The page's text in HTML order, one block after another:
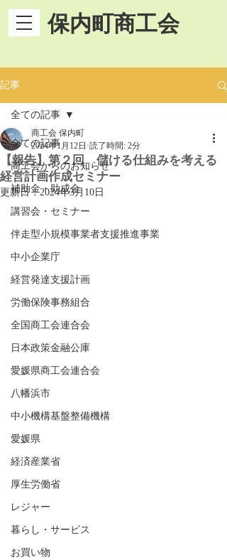
保内町商工会
記事
全ての記事
商工会からのお知らせ
補助金・助成金
講習会・セミナー
伴走型小規模事業者支援推進事業
中小企業庁
経営発達支援計画
労働保険事務組合
全国商工会連合会
日本政策金融公庫
愛媛県商工会連合会
八幡浜市
中小機構基盤整備機構
愛媛県
経済産業省
厚生労働省
レジャー
暮らし・サービス
お買い物
全ての記事
【報告】第２回 儲ける仕組みを考える
経営計画作成セミナー
商工会 保内町
2024年1月12日 読了時間: 2分
更新日：2024年3月10日